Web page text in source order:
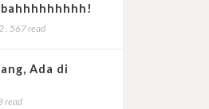
. 567 read
Ada di
read